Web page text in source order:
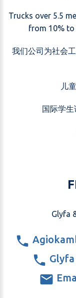
Trucks over 5.5
from 10% to
我们公司为社会
儿
国际学
Glyfa
Glyfa